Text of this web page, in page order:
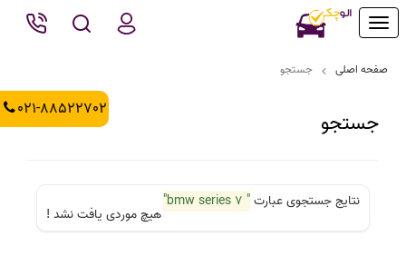
Toggle
021-88522702
صفحه اصلی جستجو
جستجو
نتایج جستجوی عبارت" bmw series 7"
هیچ موردی یافت نشد !